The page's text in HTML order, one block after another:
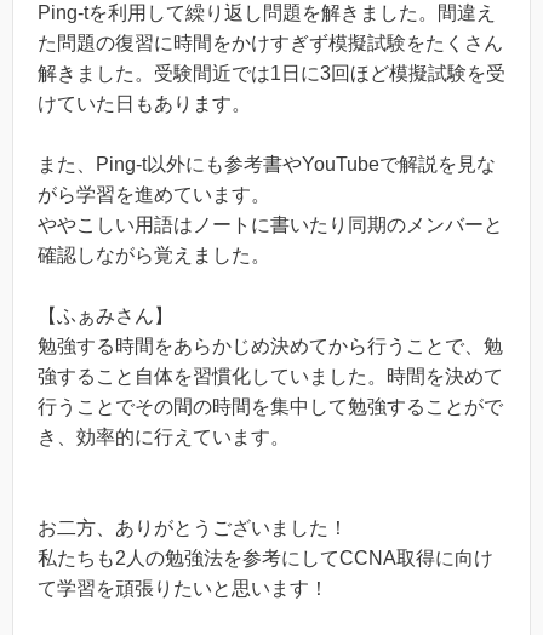
Ping-tを利用して繰り返し問題を解きました。間違え
た問題の復習に時間をかけすぎず模擬試験をたくさん
解きました。受験間近では1日に3回ほど模擬試験を受
けていた日もあります。
また、Ping-t以外にも参考書やYouTubeで解説を見な
がら学習を進めています。
ややこしい用語はノートに書いたり同期のメンバーと
確認しながら覚えました。
【ふぁみさん】
勉強する時間をあらかじめ決めてから行うことで、勉
強すること自体を習慣化していました。時間を決めて
行うことでその間の時間を集中して勉強することがで
き、効率的に行えています。
お二方、ありがとうございました！
私たちも2人の勉強法を参考にしてCCNA取得に向け
て学習を頑張りたいと思います！